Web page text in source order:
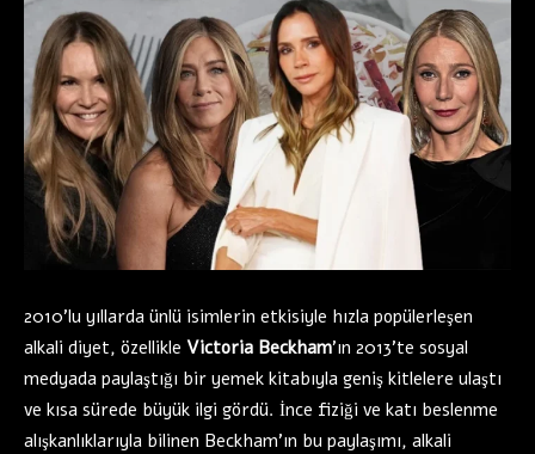
2010’lu yıllarda ünlü isimlerin etkisiyle hızla popülerleşen
alkali diyet, özellikle Victoria Beckham’ın 2013’te sosyal
medyada paylaştığı bir yemek kitabıyla geniş kitlelere ulaştı
ve kısa sürede büyük ilgi gördü. İnce fiziği ve katı beslenme
alışkanlıklarıyla bilinen Beckham’ın bu paylaşımı, alkali